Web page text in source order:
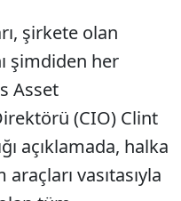
şirkete olan
şimdiden her
Asset
(CIO) Clint
açıklamada, halka
vasıtasıyla